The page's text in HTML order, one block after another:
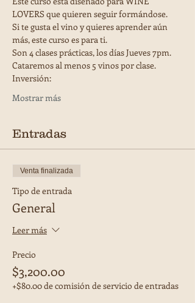
LOVERS que quieren seguir formándose.
Si te gusta el vino y quieres aprender aún
más, este curso es para ti.
Son 4 clases prácticas, los días Jueves 7pm.
Cataremos al menos 5 vinos por clase.
Inversión:
Mostrar más
Entradas
Venta finalizada
Tipo de entrada
General
Leer más
Precio
$3,200.00
+$80.00 de comisión de servicio de entradas